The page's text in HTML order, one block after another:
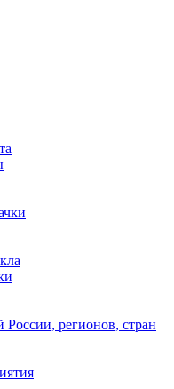
регионов, стран